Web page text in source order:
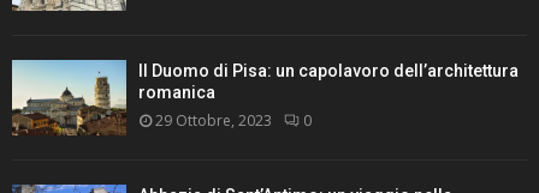
Il Duomo di Pisa: un capolavoro dell’architettura
romanica
29 Ottobre, 2023 0